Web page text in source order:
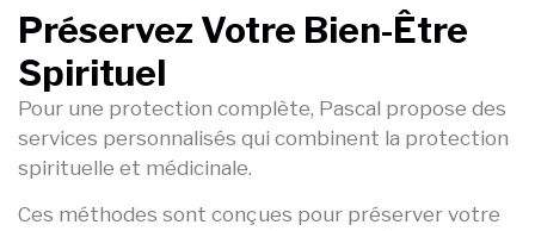
Préservez Votre Bien-Être
Spirituel
Pour une protection complète, Pascal propose des
services personnalisés qui combinent la protection
spirituelle et médicinale.
Ces méthodes sont conçues pour préserver votre